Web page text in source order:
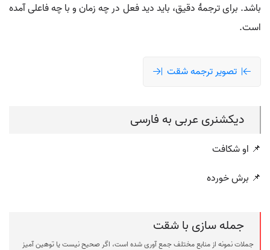
باشد. برای ترجمهٔ دقیق، باید دید فعل در چه زمان و با چه فاعلی آمده
است.
تصویر ترجمه شقت
دیکشنری عربی به فارسی
📌 او شکافت
📌 برش خورده
جمله سازی با شقت
جملات نمونه از منابع مختلف جمع آوری شده است، اگر صحیح نیست یا توهین آمیز